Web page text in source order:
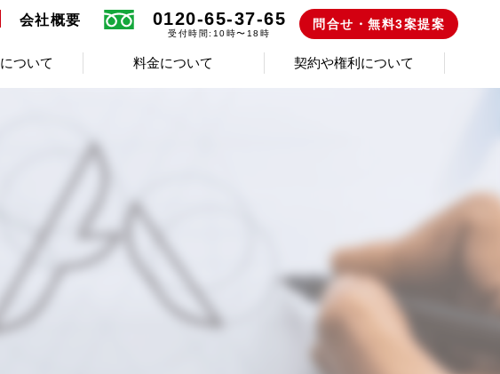
会社概要 0120-65-37-65
受付時間:10時〜18時
問合せ・無料3案提案
ついて 料金について 契約や権利について